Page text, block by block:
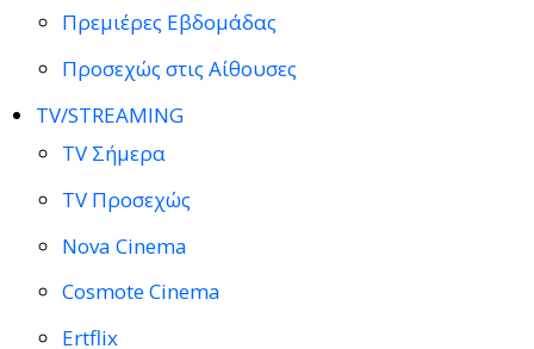
Πρεμιέρες Εβδομάδας
Προσεχώς στις Αίθουσες
TV/STREAMING
TV Σήμερα
TV Προσεχώς
Nova Cinema
Cosmote Cinema
Ertflix